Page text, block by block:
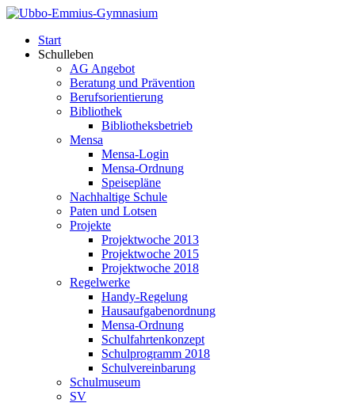
Start
Schulleben
AG Angebot
Beratung und Prävention
Berufsorientierung
Bibliothek
Bibliotheksbetrieb
Mensa
Mensa-Login
Mensa-Ordnung
Speisepläne
Nachhaltige Schule
Paten und Lotsen
Projekte
Projektwoche 2013
Projektwoche 2015
Projektwoche 2018
Regelwerke
Handy-Regelung
Hausaufgabenordnung
Mensa-Ordnung
Schulfahrtenkonzept
Schulprogramm 2018
Schulvereinbarung
Schulmuseum
SV